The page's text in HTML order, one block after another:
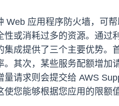
Web 应用程序防火墙，可
性或消耗过多的资源。通过
集成提供了三个主要优势。
。其次，某些服务配额增加
量请求则会提交给 AWS
使您能够根据您应用的限额